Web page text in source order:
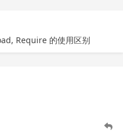
Require 的使用区别